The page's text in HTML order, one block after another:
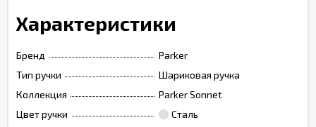
Характеристики
Бренд
Parker
Тип ручки
Шариковая ручка
Коллекция
Parker Sonnet
Цвет ручки
Сталь